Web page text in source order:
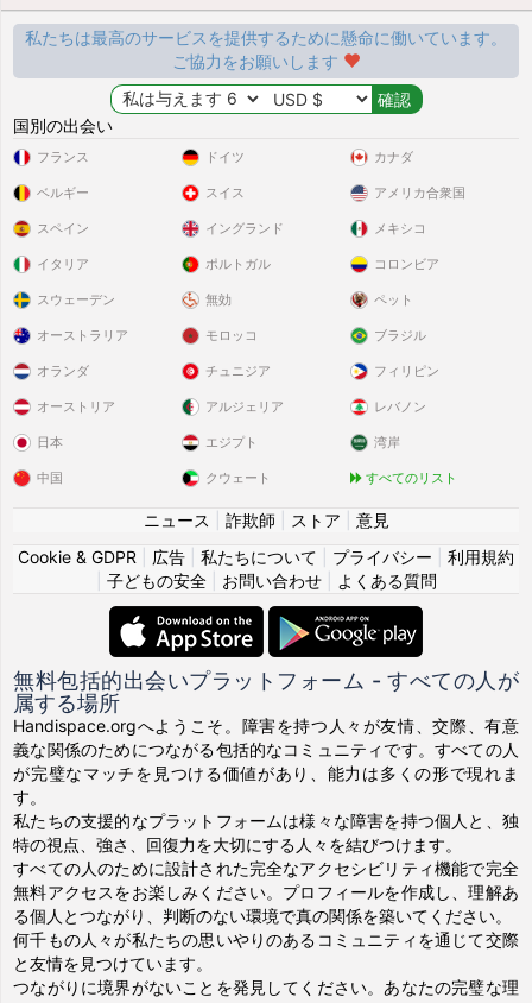
私たちは最高のサービスを提供するために懸命に働いています。
ご協力をお願いします
国別の出会い
フランス
ベルギー
スペイン
イタリア
スウェーデン
ドイツ
スイス
イングランド
ポルトガル
無効
カナダ
アメリカ合衆国
メキシコ
コロンビア
ペット
オーストラリア
オランダ
オーストリア
日本
中国
モロッコ
チュニジア
アルジェリア
エジプト
クウェート
ブラジル
フィリピン
レバノン
湾岸
すべてのリスト
ニュース 詐欺師 ストア
意見
Cookie & GDPR
広告 私たちについて プライバシー
利用規約
子どもの安全| お問い合わせ| よくある質問
無料包括的出会いプラットフォーム - すべての人が
属する場所
Handispace.orgへようこそ。障害を持つ人々が友情、交際、有意
義な関係のためにつながる包括的なコミュニティです。すべての人
が完璧なマッチを見つける価値があり、能力は多くの形で現れま
す。
私たちの支援的なプラットフォームは様々な障害を持つ個人と、独
特の視点、強さ、回復力を大切にする人々を結びつけます。
すべての人のために設計された完全なアクセシビリティ機能で完全
無料アクセスをお楽しみください。プロフィールを作成し、理解あ
る個人とつながり、判断のない環境で真の関係を築いてください。
何千もの人々が私たちの思いやりのあるコミュニティを通じて交際
と友情を見つけています。
つながりに境界がないことを発見してください。あなたの完璧な理